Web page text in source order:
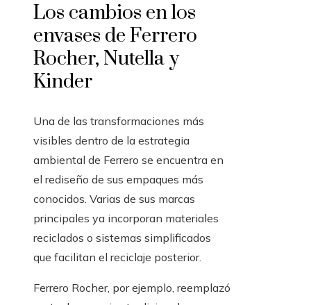
Los cambios en los
envases de Ferrero
Rocher, Nutella y
Kinder
Una de las transformaciones más
visibles dentro de la estrategia
ambiental de Ferrero se encuentra en
el rediseño de sus empaques más
conocidos. Varias de sus marcas
principales ya incorporan materiales
reciclados o sistemas simplificados
que facilitan el reciclaje posterior.
Ferrero Rocher, por ejemplo, reemplazó